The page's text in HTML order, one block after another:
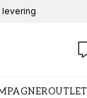
levering
OUTLET